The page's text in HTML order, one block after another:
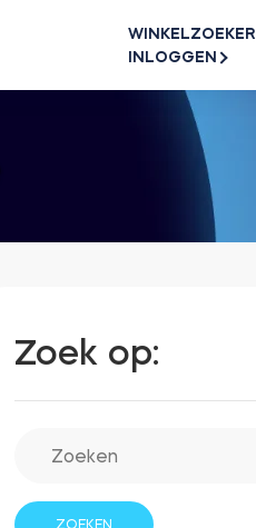
WINKELZOEKER
INLOGGEN
Zoek op: